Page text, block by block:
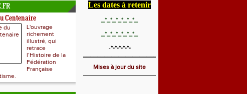
Centenaire
L'ouvrage
richement
illustré, qui
retrace
l’Histoire de la
Fédération
Française
Les dates à retenir
_*_*_*_*_*_*_
_*_*_*_*_*_*_
-*-*-*-*-*-
____________________________
Mises à jour du site